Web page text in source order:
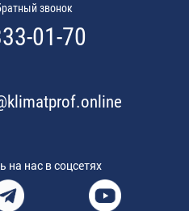
звонок
01-70
на нас в соцсетях